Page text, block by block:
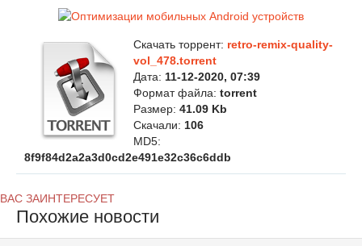
Скачать торрент: retro-remix-quality-
vol_478.torrent
Дата: 11-12-2020, 07:39
Формат файла: torrent
Размер: 41.09 Kb
Скачали: 106
MD5:
8f9f84d2a2a3d0cd2e491e32c36c6ddb
ВАС ЗАИНТЕРЕСУЕТ
Похожие новости